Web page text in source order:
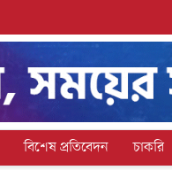
বিশেষ প্রতিবেদন চাকরি